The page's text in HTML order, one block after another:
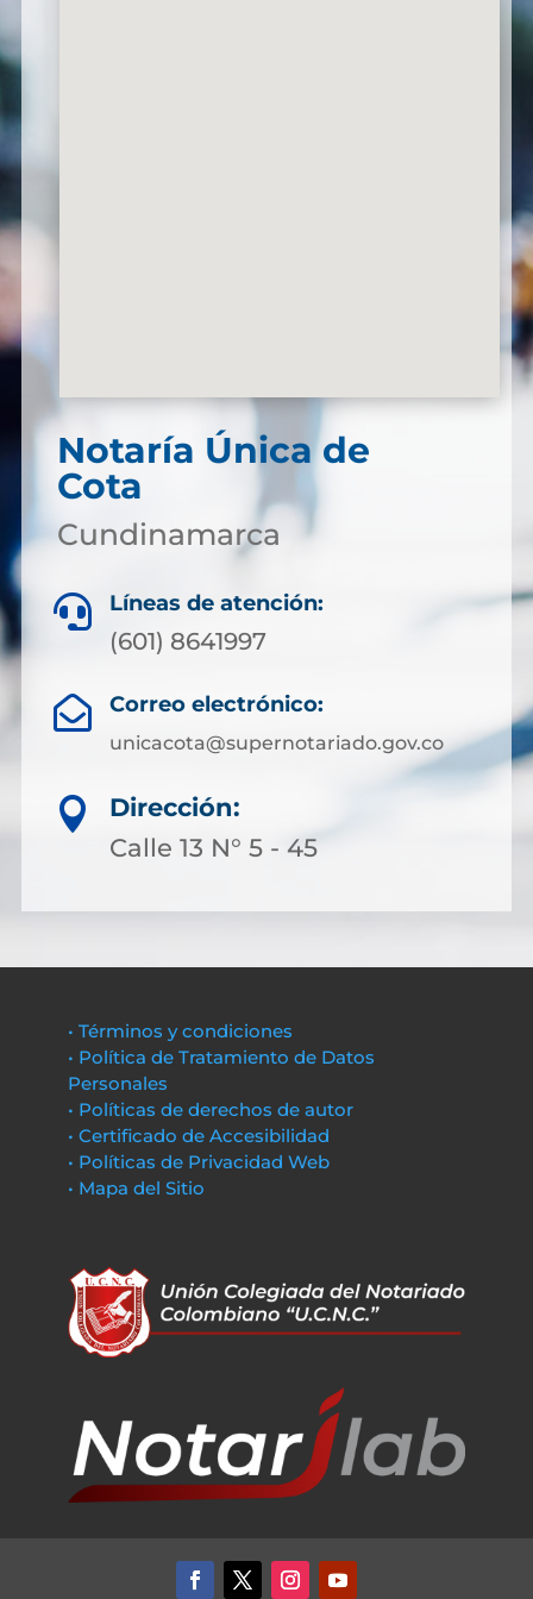
Notaría Única de
Cota
Cundinamarca
 Líneas de atención:
(601) 8641997
 Correo electrónico:
unicacota@supernotariado.gov.co

Dirección:
Calle 13 N° 5 - 45
• Términos y condiciones
• Política de Tratamiento de Datos
Personales
• Políticas de derechos de autor
• Certificado de Accesibilidad
• Políticas de Privacidad Web
• Mapa del Sitio